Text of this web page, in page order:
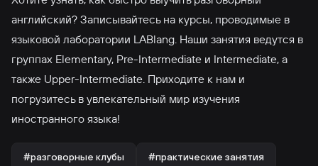
английский? Записывайтесь на курсы, проводимые в
языковой лаборатории LABlang. Наши занятия ведутся в
группах Elementary, Pre-Intermediate и Intermediate, а
также Upper-Intermediate. Приходите к нам и
погрузитесь в увлекательный мир изучения
иностранного языка!
#разговорные клубы #практические занятия